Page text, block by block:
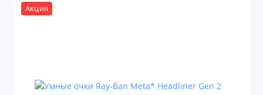
Акция